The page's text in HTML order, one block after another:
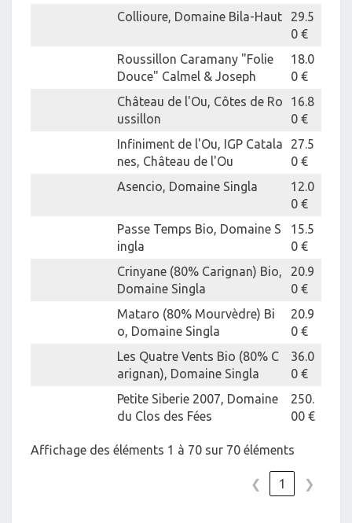
Collioure, Domaine Bila-Haut
29.5
0 €
Roussillon Caramany "Folie
Douce" Calmel & Joseph
18.0
0 €
Château de l'Ou, Côtes de Ro
ussillon
16.8
0 €
Infiniment de l'Ou, IGP Catala
nes, Château de l'Ou
27.5
0 €
Asencio, Domaine Singla
12.0
0 €
Passe Temps Bio, Domaine S
ingla
15.5
0 €
Crinyane (80% Carignan) Bio,
Domaine Singla
20.9
0 €
Mataro (80% Mourvèdre) Bi
o, Domaine Singla
20.9
0 €
Les Quatre Vents Bio (80% C
arignan), Domaine Singla
36.0
0 €
Petite Siberie 2007, Domaine
du Clos des Fées
250.
00 €
Affichage des éléments 1 à 70 sur 70 éléments
❮ 1 ❯